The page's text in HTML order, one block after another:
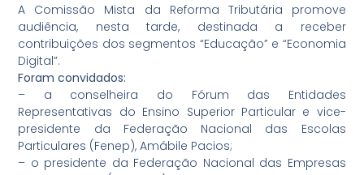
A Comissão Mista da Reforma Tributária promove
audiência, nesta tarde, destinada a receber
contribuições dos segmentos “Educação” e “Economia
Digital”.
Foram convidados:
– a conselheira do Fórum das Entidades
Representativas do Ensino Superior Particular e vice-
presidente da Federação Nacional das Escolas
Particulares (Fenep), Amábile Pacios;
– o presidente da Federação Nacional das Empresas